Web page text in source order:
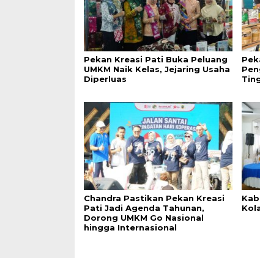
Pekan Kreasi Pati Buka Peluang
UMKM Naik Kelas, Jejaring Usaha
Diperluas
Chandra Pastikan Pekan Kreasi
Pati Jadi Agenda Tahunan,
Dorong UMKM Go Nasional
hingga Internasional